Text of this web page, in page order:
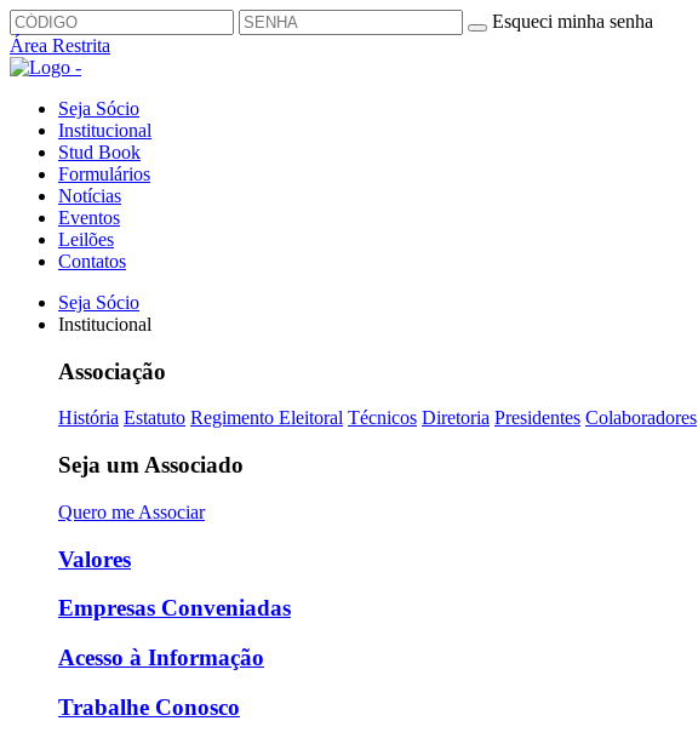
Esqueci minha senha
Área Restrita
Seja Sócio
Institucional
Stud Book
Formulários
Notícias
Eventos
Leilões
Contatos
Seja Sócio
Institucional
Associação
História Estatuto Regimento Eleitoral Técnicos Diretoria Presidentes Colaboradores
Seja um Associado
Quero me Associar
Valores
Empresas Conveniadas
Acesso à Informação
Trabalhe Conosco